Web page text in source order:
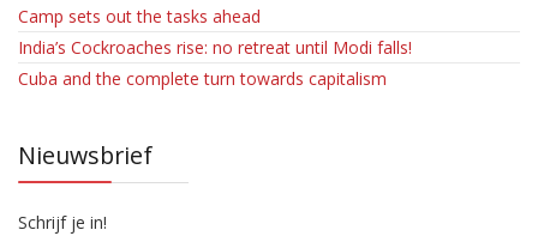
Camp sets out the tasks ahead
India’s Cockroaches rise: no retreat until Modi falls!
Cuba and the complete turn towards capitalism
Nieuwsbrief
Schrijf je in!